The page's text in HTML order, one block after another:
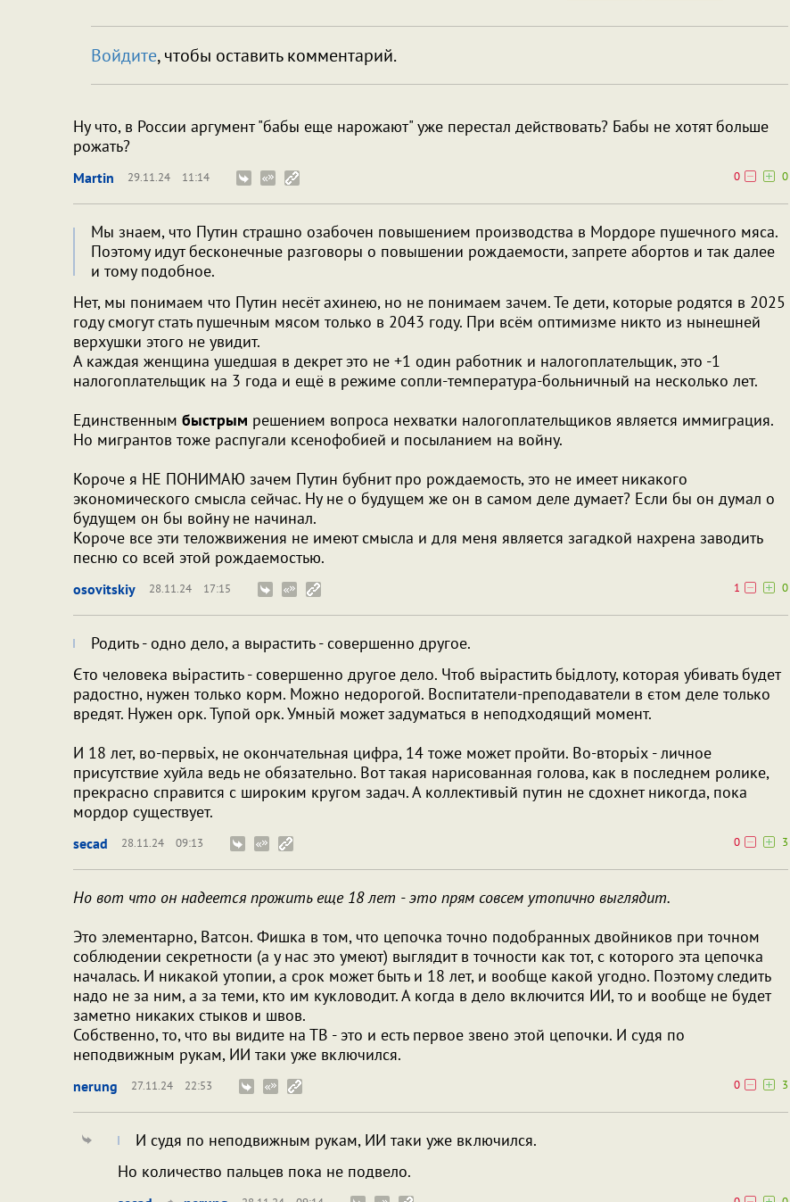
Войдите, чтобы оставить комментарий.
Ну что, в России аргумент "бабы еще нарожают" уже перестал действовать? Бабы не хотят больше
рожать?
Martin 29.11.24 11:14 0 0
Мы знаем, что Путин страшно озабочен повышением производства в Мордоре пушечного мяса.
Поэтому идут бесконечные разговоры о повышении рождаемости, запрете абортов и так далее
и тому подобное.
Нет, мы понимаем что Путин несёт ахинею, но не понимаем зачем. Те дети, которые родятся в 2025
году смогут стать пушечным мясом только в 2043 году. При всём оптимизме никто из нынешней
верхушки этого не увидит.
А каждая женщина ушедшая в декрет это не +1 один работник и налогоплательщик, это -1
налогоплательщик на 3 года и ещё в режиме сопли-температура-больничный на несколько лет.
Единственным быстрым решением вопроса нехватки налогоплательщиков является иммиграция.
Но мигрантов тоже распугали ксенофобией и посыланием на войну.
Короче я НЕ ПОНИМАЮ зачем Путин бубнит про рождаемость, это не имеет никакого
экономического смысла сейчас. Ну не о будущем же он в самом деле думает? Если бы он думал о
будущем он бы войну не начинал.
Короче все эти теложвижения не имеют смысла и для меня является загадкой нахрена заводить
песню со всей этой рождаемостью.
osovitskiy 28.11.24 17:15 1 0
Родить - одно дело, а вырастить - совершенно другое.
Єто человека вьірастить - совершенно другое дело. Чтоб вьірастить бьідлоту, которая убивать будет
радостно, нужен только корм. Можно недорогой. Воспитатели-преподаватели в єтом деле только
вредят. Нужен орк. Тупой орк. Умньій может задуматься в неподходящий момент.
И 18 лет, во-первьіх, не окончательная цифра, 14 тоже может пройти. Во-вторьіх - личное
присутствие хуйла ведь не обязательно. Вот такая нарисованная голова, как в последнем ролике,
прекрасно справится с широким кругом задач. А коллективьій путин не сдохнет никогда, пока
мордор существует.
secad 28.11.24 09:13 0 3
Но вот что он надеется прожить еще 18 лет - это прям совсем утопично выглядит.
Это элементарно, Ватсон. Фишка в том, что цепочка точно подобранных двойников при точном
соблюдении секретности (а у нас это умеют) выглядит в точности как тот, с которого эта цепочка
началась. И никакой утопии, а срок может быть и 18 лет, и вообще какой угодно. Поэтому следить
надо не за ним, а за теми, кто им кукловодит. А когда в дело включится ИИ, то и вообще не будет
заметно никаких стыков и швов.
Собственно, то, что вы видите на ТВ - это и есть первое звено этой цепочки. И судя по
неподвижным рукам, ИИ таки уже включился.
nerung 27.11.24 22:53 0 3
И судя по неподвижным рукам, ИИ таки уже включился.
Но количество пальцев пока не подвело.